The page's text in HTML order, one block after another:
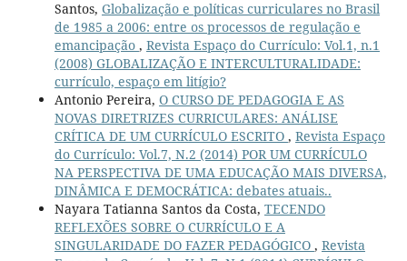
Santos, Globalização e políticas curriculares no Brasil
de 1985 a 2006: entre os processos de regulação e
emancipação , Revista Espaço do Currículo: Vol.1, n.1
(2008) GLOBALIZAÇÃO E INTERCULTURALIDADE:
currículo, espaço em litígio?
Antonio Pereira, O CURSO DE PEDAGOGIA E AS
NOVAS DIRETRIZES CURRICULARES: ANÁLISE
CRÍTICA DE UM CURRÍCULO ESCRITO , Revista Espaço
do Currículo: Vol.7, N.2 (2014) POR UM CURRÍCULO
NA PERSPECTIVA DE UMA EDUCAÇÃO MAIS DIVERSA,
DINÂMICA E DEMOCRÁTICA: debates atuais..
Nayara Tatianna Santos da Costa, TECENDO
REFLEXÕES SOBRE O CURRÍCULO E A
SINGULARIDADE DO FAZER PEDAGÓGICO , Revista